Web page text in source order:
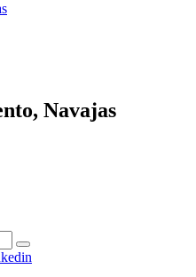
Navajas